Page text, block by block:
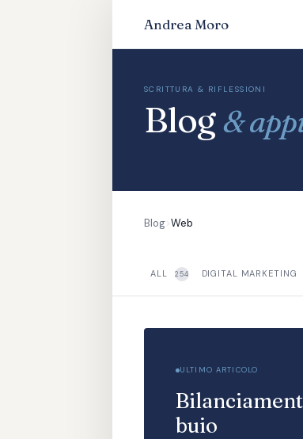
Andrea Moro
SCRITTURA & RIFLESSIONI
Blog &
Blog>Web
ALL 254 DIGITAL MARKETING
ULTIMO ARTICOLO
buio